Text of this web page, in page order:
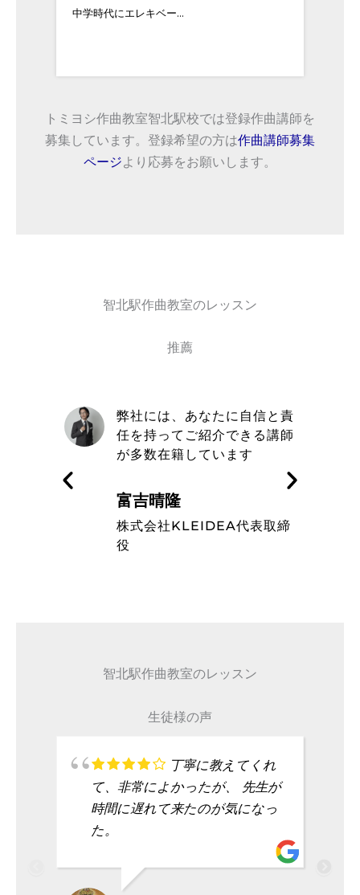
中学時代にエレキベー...
トミヨシ作曲教室智北駅校では登録作曲講師を
募集しています。登録希望の方は作曲講師募集
ページより応募をお願いします。
智北駅作曲教室のレッスン
推薦
取材を通してトミヨシ作曲教
室の信念や在籍しているミュ
ージシャンのレベルの高さを
藤波辰爾
タレント
智北駅作曲教室のレッスン
生徒様の声
丁寧に教えてくれ
て、非常によかったが、 先生が
時間に遅れて来たのが気になっ
た。